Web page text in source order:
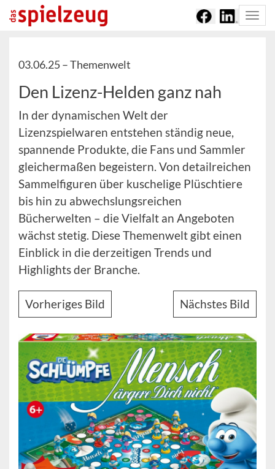
03.06.25 –Themenwelt
Den Lizenz-Helden ganz nah
In der dynamischen Welt der
Lizenzspielwaren entstehen ständig neue,
spannende Produkte, die Fans und Sammler
gleichermaßen begeistern. Von detailreichen
Sammelfiguren über kuschelige Plüschtiere
bis hin zu abwechslungsreichen
Bücherwelten – die Vielfalt an Angeboten
wächst stetig. Diese Themenwelt gibt einen
Einblick in die derzeitigen Trends und
Highlights der Branche.
Vorheriges Bild Nächstes Bild